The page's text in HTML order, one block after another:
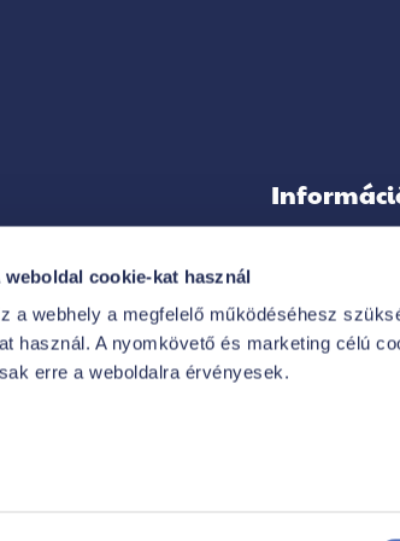
weboldal cookie-kat használ
a webhely a megfelelő működéséhesz
használ. A nyomkövető és marketing célú
erre a weboldalra érvényesek.
IMPRESSZUM
VÁSÁRLÓI